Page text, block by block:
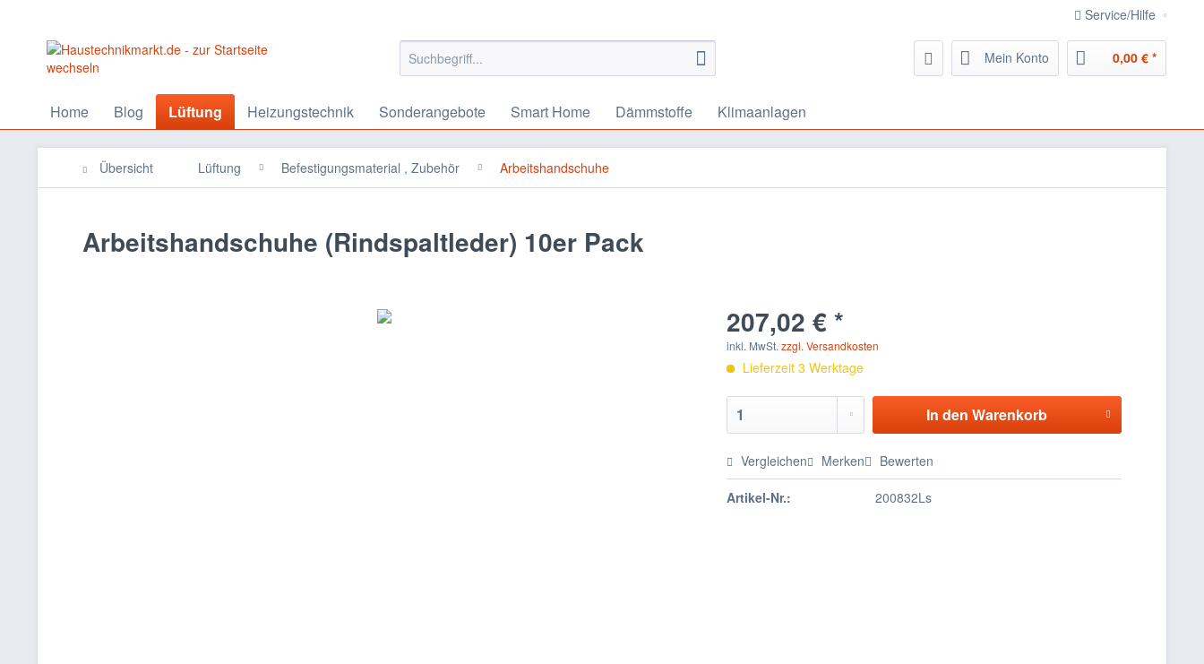
Service/Hilfe
Mein Konto 0,00 € *
Home Blog Lüftung Heizungstechnik Sonderangebote Smart Home Dämmstoffe Klimaanlagen
Übersicht Lüftung Befestigungsmaterial , Zubehör Arbeitshandschuhe
Arbeitshandschuhe (Rindspaltleder) 10er Pack
207,02 € *
inkl. MwSt.zzgl. Versandkosten
Lieferzeit 3 Werktage
In den Warenkorb
Vergleichen Merken Bewerten
Artikel-Nr.: 200832Ls